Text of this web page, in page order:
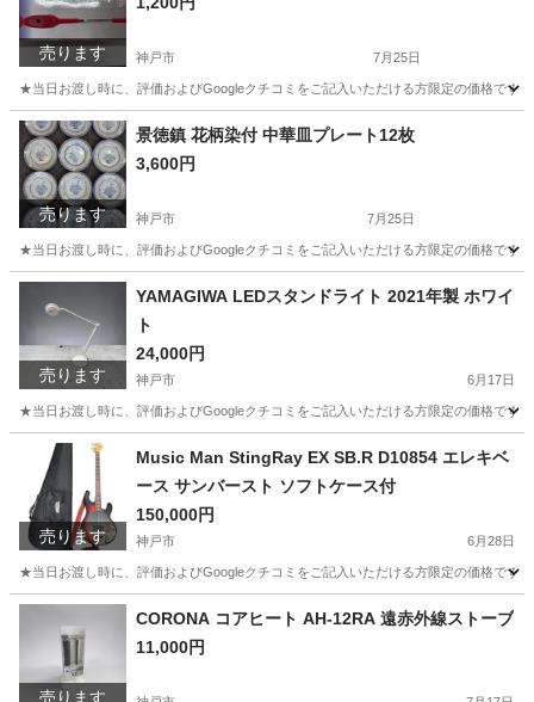
売ります 神戸市 7月25日
★当日お渡し時に、評価およびGoogleクチコミをご記入いただける方限定の価格です
兵庫 神戸市 生活家電
売ります
景徳鎮 花柄染付 中華皿プレート12枚
3,600円
神戸市 7月25日
★当日お渡し時に、評価およびGoogleクチコミをご記入いただける方限定の価格です
兵庫 神戸市
売ります
YAMAGIWA LEDスタンドライト 2021年製 ホワイ
ト
24,000円
神戸市 6月17日
★当日お渡し時に、評価およびGoogleクチコミをご記入いただける方限定の価格です
兵庫 神戸市
売ります
Music Man StingRay EX SB.R D10854 エレキベ
ース サンバースト ソフトケース付
150,000円
神戸市 6月28日
★当日お渡し時に、評価およびGoogleクチコミをご記入いただける方限定の価格です
兵庫 神戸市
売ります
CORONA コアヒート AH-12RA 遠赤外線ストーブ
11,000円